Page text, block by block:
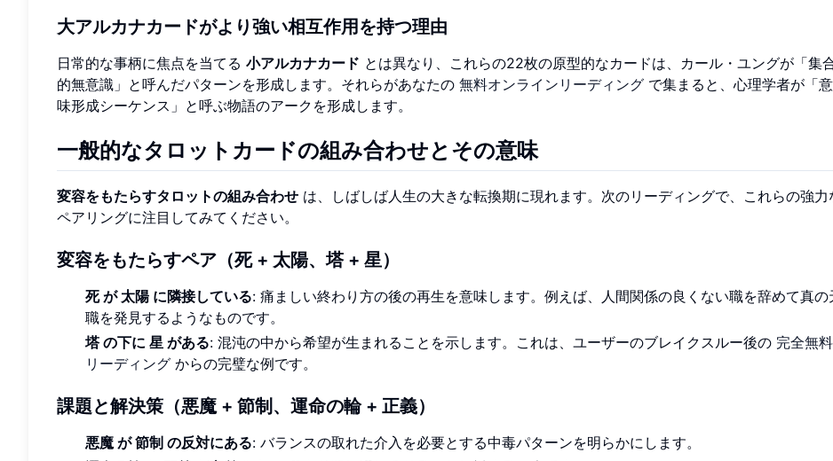
大アルカナカードがより強い相互作用を持つ理由
日常的な事柄に焦点を当てる 小アルカナカード とは異なり、これらの22枚の原型的なカードは、カール・ユングが「集
的無意識」と呼んだパターンを形成します。それらがあなたの 無料オンラインリーディング で集まると、心理学者が「意
味形成シーケンス」と呼ぶ物語のアークを形成します。
一般的なタロットカードの組み合わせとその意味
変容をもたらすタロットの組み合わせ は、しばしば人生の大きな転換期に現れます。次のリーディングで、これらの強力
ペアリングに注目してみてください。
変容をもたらすペア（死 + 太陽、塔 + 星）
死 が 太陽 に隣接している: 痛ましい終わり方の後の再生を意味します。例えば、人間関係の良くない職を辞めて真の
職を発見するようなものです。
塔 の下に 星 がある: 混沌の中から希望が生まれることを示します。これは、ユーザーのブレイクスルー後の 完全無料
リーディング からの完璧な例です。
課題と解決策（悪魔 + 節制、運命の輪 + 正義）
悪魔 が 節制 の反対にある: バランスの取れた介入を必要とする中毒パターンを明らかにします。